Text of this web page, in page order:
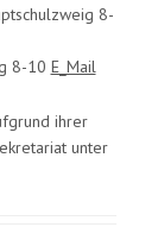
8-
8-10 E_Mail
ihrer
unter